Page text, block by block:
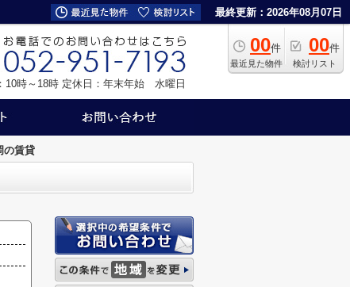
最終更新：2026年08月07日
00件
最近見た物件
00件
検討リスト
10時～18時 定休日：年末年始 水曜日
の賃貸